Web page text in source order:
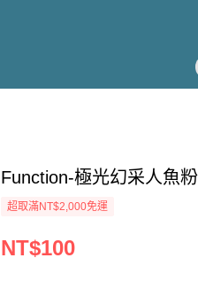
Function-極光幻采人魚粉
超取滿NT$2,000免運
NT$100